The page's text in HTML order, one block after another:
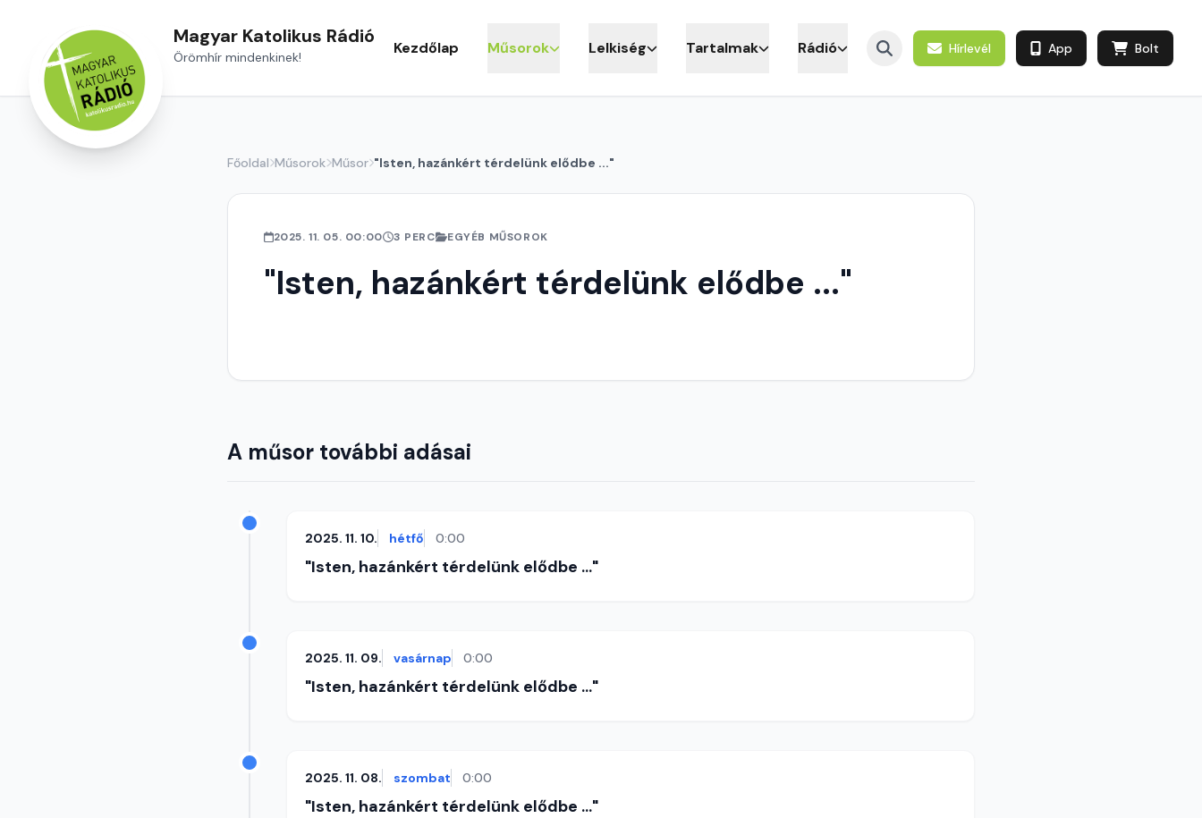
Magyar Katolikus Rádió
Örömhír mindenkinek! Kezdőlap Műsorok Lelkiség Tartalmak Rádió Hírlevél App Bolt
Főoldal Műsorok Műsor "Isten, hazánkért térdelünk elődbe ..."
2025. 11. 05. 00:00 3 PERC EGYÉB MŰSOROK
"Isten, hazánkért térdelünk elődbe ..."
A műsor további adásai
2025. 11. 10. hétfő 0:00
"Isten, hazánkért térdelünk elődbe ..."
2025. 11. 09. vasárnap 0:00
"Isten, hazánkért térdelünk elődbe ..."
2025. 11. 08. szombat 0:00
"Isten, hazánkért térdelünk elődbe ..."